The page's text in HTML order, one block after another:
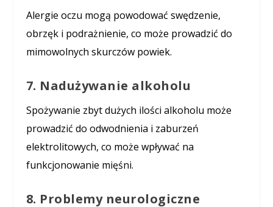
Alergie oczu mogą powodować swędzenie,
obrzęk i podrażnienie, co może prowadzić do
mimowolnych skurczów powiek.
7. Nadużywanie alkoholu
Spożywanie zbyt dużych ilości alkoholu może
prowadzić do odwodnienia i zaburzeń
elektrolitowych, co może wpływać na
funkcjonowanie mięśni.
8. Problemy neurologiczne